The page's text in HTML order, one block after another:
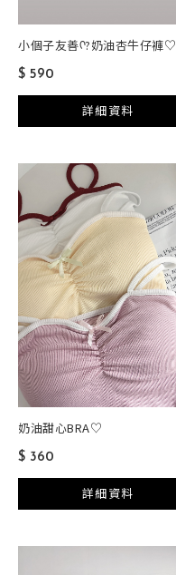
小個子友善ᡣ?奶油杏牛仔褲♡
$ 590
詳細資料
奶油甜心BRA♡
$ 360
詳細資料